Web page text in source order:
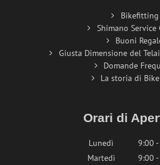
Bikefitting
Shimano Service
Buoni
Giusta Dimensione del
Domande
La storia di
Orari di
Lunedì
9:00
Martedì
9:00